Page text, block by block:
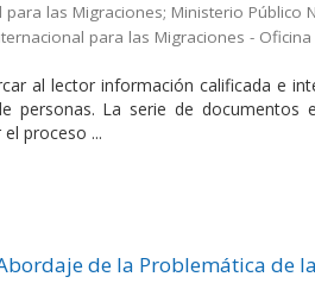
las Migraciones; Ministerio Público
para las Migraciones -
al lector información calificada e
personas. La serie de documentos
proceso ...
de la Problemática de